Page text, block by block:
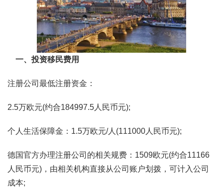
一、投资移民费用
注册公司最低注册资金：
2.5万欧元(约合184997.5人民币元);
个人生活保障金：1.5万欧元/人(111000人民币元);
德国官方办理注册公司的相关规费：1509欧元(约合11166
人民币元)，由相关机构直接从公司账户划拨，可计入公司
成本;